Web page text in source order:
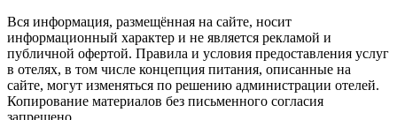
Вся информация, размещённая на сайте, носит
информационный характер и не является рекламой и
публичной офертой. Правила и условия предоставления услуг
в отелях, в том числе концепция питания, описанные на
сайте, могут изменяться по решению администрации отелей.
Копирование материалов без письменного согласия
запрещено.